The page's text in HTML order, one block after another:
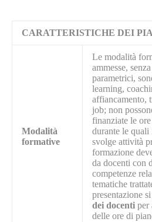
CARATTERISTICHE DEI
Modalità
formative
Le modalità
ammesse,
parametrici,
learning,
affiancamento,
job; non
finanziate le
durante le quali
svolge attività
formazione
da docenti con
competenze
tematiche
presentazione
dei docenti per
delle ore di